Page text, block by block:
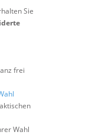
Sie
frei
Wahl